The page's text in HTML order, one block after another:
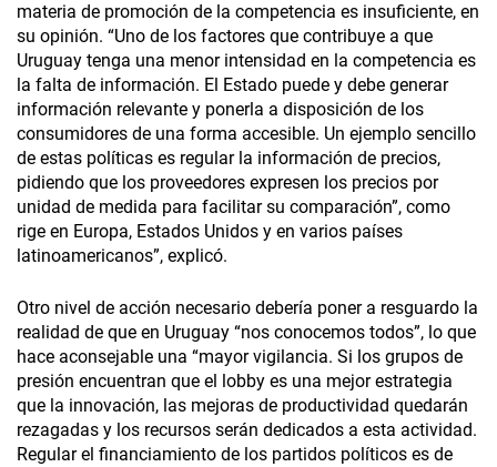
materia de promoción de la competencia es insuficiente, en
su opinión. “Uno de los factores que contribuye a que
Uruguay tenga una menor intensidad en la competencia es
la falta de información. El Estado puede y debe generar
información relevante y ponerla a disposición de los
consumidores de una forma accesible. Un ejemplo sencillo
de estas políticas es regular la información de precios,
pidiendo que los proveedores expresen los precios por
unidad de medida para facilitar su comparación”, como
rige en Europa, Estados Unidos y en varios países
latinoamericanos”, explicó.
Otro nivel de acción necesario debería poner a resguardo la
realidad de que en Uruguay “nos conocemos todos”, lo que
hace aconsejable una “mayor vigilancia. Si los grupos de
presión encuentran que el lobby es una mejor estrategia
que la innovación, las mejoras de productividad quedarán
rezagadas y los recursos serán dedicados a esta actividad.
Regular el financiamiento de los partidos políticos es de